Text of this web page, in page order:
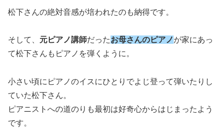
松下さんの絶対音感が培われたのも納得です。
そして、 元ピアノ講師だったお母さんのピアノが家にあっ
て松下さんもピアノを弾くように。
小さい頃にピアノのイスにひとりでよじ登って弾いたりし
ていた松下さん。
ピアニストへの道のりも最初は好奇心からはじまったよう
です。